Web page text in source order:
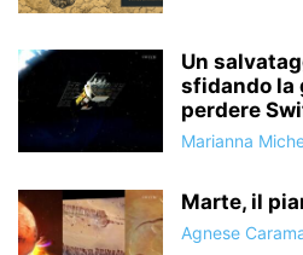
Un
sfidando la
perdere
Marianna
Marte, il
Agnese